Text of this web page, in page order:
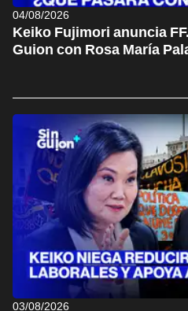
04/08/2026
Keiko Fujimori anuncia
Guion con Rosa María
03/08/2026